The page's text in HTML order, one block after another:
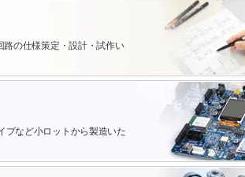
の仕様策定・設計・試作い
プなど小ロットから製造いた